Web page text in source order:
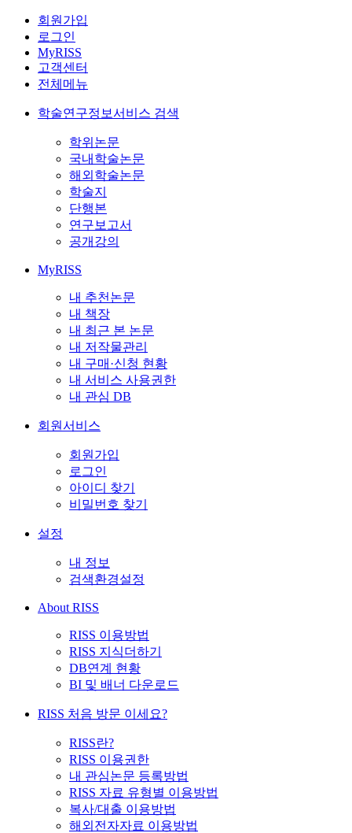
회원가입
로그인
MyRISS
고객센터
전체메뉴
학술연구정보서비스 검색
학위논문
국내학술논문
해외학술논문
학술지
단행본
연구보고서
공개강의
MyRISS
내 추천논문
내 책장
내 최근 본 논문
내 저작물관리
내 구매·신청 현황
내 서비스 사용권한
내 관심 DB
회원서비스
회원가입
로그인
아이디 찾기
비밀번호 찾기
설정
내 정보
검색환경설정
About RISS
RISS 이용방법
RISS 지식더하기
DB연계 현황
BI 및 배너 다운로드
RISS 처음 방문 이세요?
RISS란?
RISS 이용권한
내 관심논문 등록방법
RISS 자료 유형별 이용방법
복사/대출 이용방법
해외전자자료 이용방법